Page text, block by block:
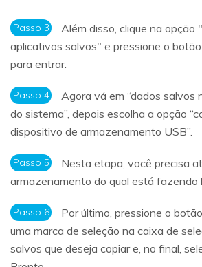
Passo 3
Além disso, clique na opção
aplicativos salvos" e pressione o
para entrar.
Passo 4
Agora vá em “dados salvos
do sistema”, depois escolha a opção
dispositivo de armazenamento USB”.
Passo 5
Nesta etapa, você precisa
armazenamento do qual está fazendo
Passo 6
Por último, pressione o
uma marca de seleção na caixa de
salvos que deseja copiar e, no final,